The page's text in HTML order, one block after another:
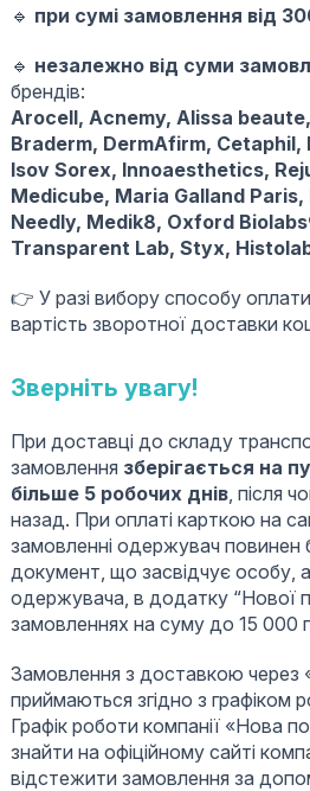
🔹 при сумі замовлення від
🔹 незалежно від суми
брендів:
Arocell, Acnemy, Alissa
Braderm, DermAfirm, Cetaphil,
Isov Sorex, Innoaesthetics,
Medicube, Maria Galland Paris,
Needly, Medik8, Oxford
Transparent Lab, Styx,
👉 У разі вибору способу оплати
вартість зворотної доставки
Зверніть увагу!
При доставці до складу
замовлення зберігається на
більше 5 робочих днів, після
назад. При оплаті карткою на
замовленні одержувач повинен
документ, що засвідчує особу,
одержувача, в додатку “Нової
замовленнях на суму до 15 000
Замовлення з доставкою
приймаються згідно з графіком
Графік роботи компанії «Нова
знайти на офіційному сайті
відстежити замовлення за